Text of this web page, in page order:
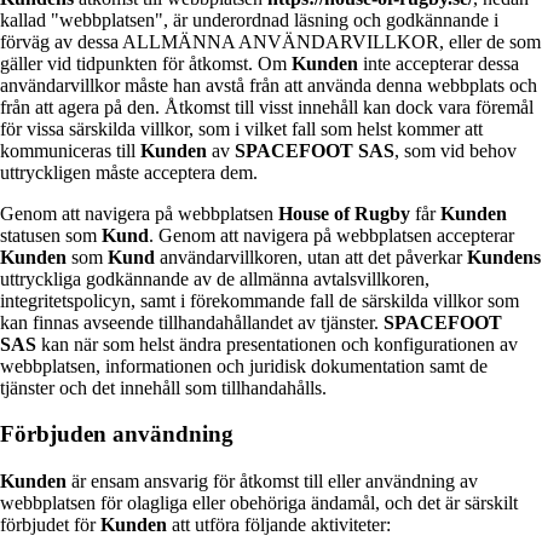
kallad "webbplatsen", är underordnad läsning och godkännande i
förväg av dessa ALLMÄNNA ANVÄNDARVILLKOR, eller de som
gäller vid tidpunkten för åtkomst. Om Kunden inte accepterar dessa
användarvillkor måste han avstå från att använda denna webbplats och
från att agera på den. Åtkomst till visst innehåll kan dock vara föremål
för vissa särskilda villkor, som i vilket fall som helst kommer att
kommuniceras till Kunden av SPACEFOOT SAS, som vid behov
uttryckligen måste acceptera dem.
Genom att navigera på webbplatsen House of Rugby fårKunden
statusen som Kund. Genom att navigera på webbplatsen accepterar
Kunden som Kund användarvillkoren, utan att det påverkarKundens
uttryckliga godkännande av de allmänna avtalsvillkoren,
integritetspolicyn, samt i förekommande fall de särskilda villkor som
kan finnas avseende tillhandahållandet av tjänster. SPACEFOOT
SAS kan när som helst ändra presentationen och konfigurationen av
webbplatsen, informationen och juridisk dokumentation samt de
tjänster och det innehåll som tillhandahålls.
Förbjuden användning
Kunden är ensam ansvarig för åtkomst till eller användning av
webbplatsen för olagliga eller obehöriga ändamål, och det är särskilt
förbjudet förKunden att utföra följande aktiviteter: